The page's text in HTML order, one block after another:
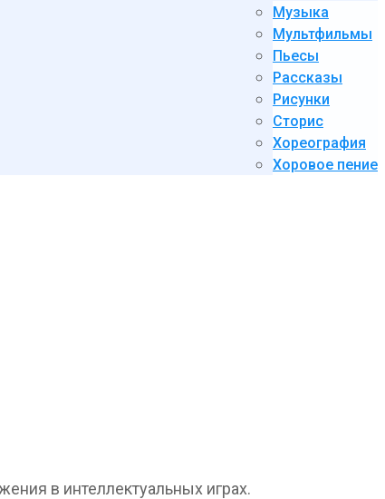
Музыка
Мультфильмы
Пьесы
Рассказы
Рисунки
Сторис
Хореография
Хоровое пение
в интеллектуальных играх.